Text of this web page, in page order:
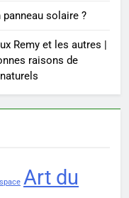
et
doivent
solaire ?
Remy et les autres |
raisons de
Art du